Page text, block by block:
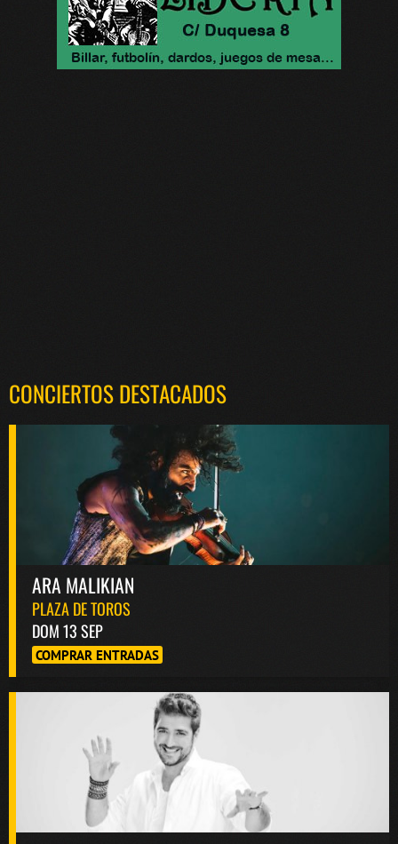
CONCIERTOS DESTACADOS
ARA MALIKIAN
PLAZA DE TOROS
DOM 13 SEP
COMPRAR ENTRADAS